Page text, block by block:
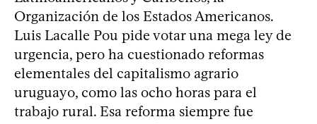
Organización de los Estados Americanos.
Luis Lacalle Pou pide votar una mega ley de
urgencia, pero ha cuestionado reformas
elementales del capitalismo agrario
uruguayo, como las ocho horas para el
trabajo rural. Esa reforma siempre fue